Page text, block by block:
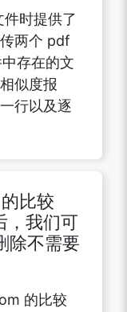
时提供了
两个 pdf
存在的文
似度报
行以及逐
比较
，我们可
除不需要
的比较